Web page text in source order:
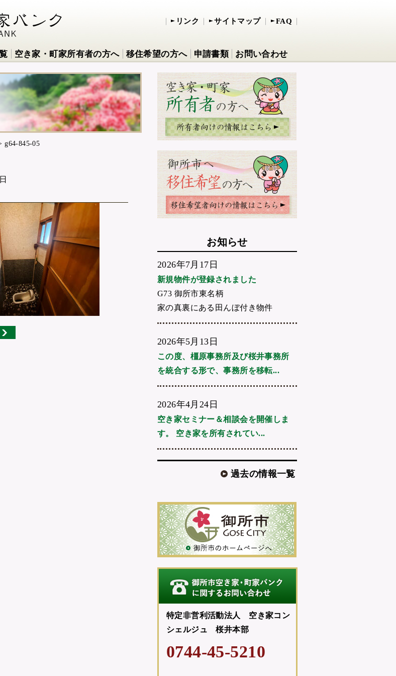
リンク サイトマップ FAQ
空き家・町家所有者の方へ 移住希望の方へ 申請書類 お問い合わせ
g64-845-05
お知らせ
2026年7月17日
新規物件が登録されました
G73 御所市東名柄
家の真裏にある田んぼ付き物件
2026年5月13日
この度、橿原事務所及び桜井事務所
を統合する形で、事務所を移転...
2026年4月24日
空き家セミナー＆相談会を開催しま
す。 空き家を所有されてい...
過去の情報一覧
特定非営利活動法人 空き家コン
シェルジュ 桜井本部
0744-45-5210